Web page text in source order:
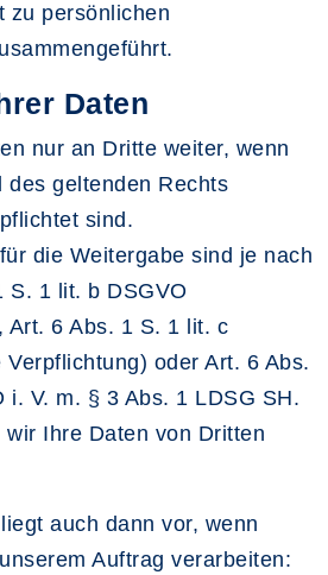
zu persönlichen
Daten
nur an Dritte weiter, wenn
des geltenden Rechts
sind.
die Weitergabe sind je nach
S. 1 lit. b DSGVO
Art. 6 Abs. 1 S. 1 lit. c
oder Art. 6 Abs.
i. V. m. § 3 Abs. 1 LDSG SH.
Ihre Daten von Dritten
auch dann vor, wenn
Auftrag verarbeiten: